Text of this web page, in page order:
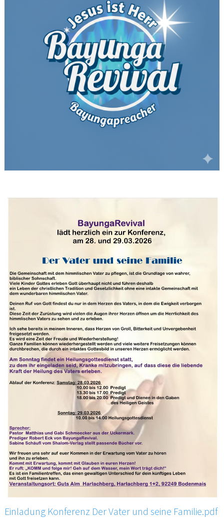
Einladung Konferenz Der Vater und seine Familie.pdf